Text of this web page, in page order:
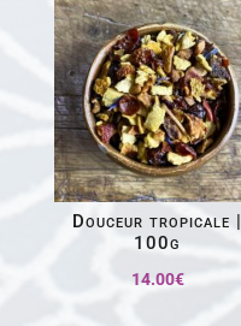
Douceur tropicale |
100g
14.00€